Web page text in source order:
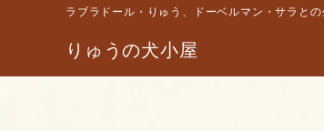
りゅうの犬小屋
ラブラドール・りゅう、ドーベルマン・サラと